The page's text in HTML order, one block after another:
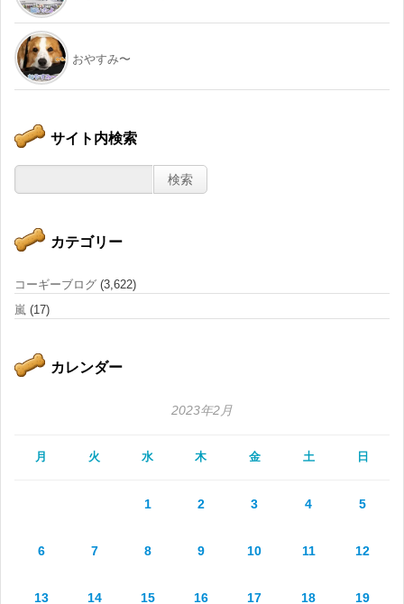
おやすみ〜
サイト内検索
カテゴリー
コーギーブログ (3,622)
嵐 (17)
カレンダー
2023年2月
月 火 水 木 金 土 日
1 2 3 4 5
6 7 8 9 10 11 12
13 14 15 16 17 18 19